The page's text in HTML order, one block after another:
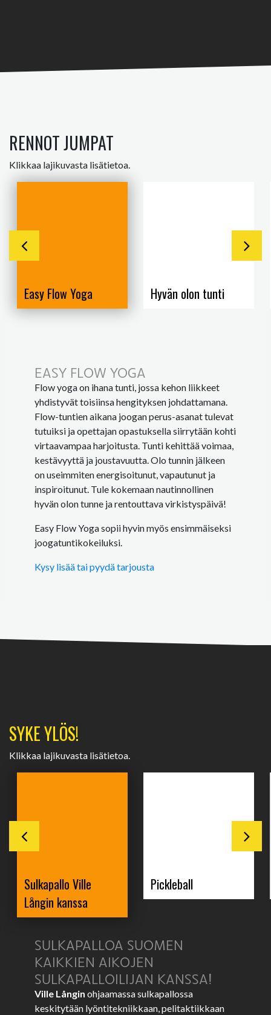
RENNOT JUMPAT
Klikkaa lajikuvasta lisätietoa.
Easy Flow Yoga Hyvän olon tunti
EASY FLOW YOGA
Flow yoga on ihana tunti, jossa kehon liikkeet
yhdistyvät toisiinsa hengityksen johdattamana.
Flow-tuntien aikana joogan perus-asanat tulevat
tutuiksi ja opettajan opastuksella siirrytään kohti
virtaavampaa harjoitusta. Tunti kehittää voimaa,
kestävyyttä ja joustavuutta. Olo tunnin jälkeen
on useimmiten energisoitunut, vapautunut ja
inspiroitunut. Tule kokemaan nautinnollinen
hyvän olon tunne ja rentouttava virkistyspäivä!
Easy Flow Yoga sopii hyvin myös ensimmäiseksi
joogatuntikokeiluksi.
Kysy lisää tai pyydä tarjousta
SYKE YLÖS!
Klikkaa lajikuvasta lisätietoa.
Sulkapallo Ville
Långin kanssa
Pickleball
SULKAPALLOA SUOMEN
KAIKKIEN AIKOJEN
SULKAPALLOILIJAN KANSSA!
Ville Långin ohjaamassa sulkapallossa
keskitytään lyöntitekniikkaan, pelitaktiikkaan